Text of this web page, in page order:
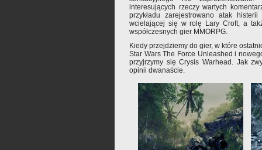
interesujących rzeczy wartych
przykładu zarejestrowano atak
wcielającej się w rolę Lary Croft, a
współczesnych gier MMORPG.
Kiedy przejdziemy do gier, w które
Star Wars The Force Unleashed i
przyjrzymy się Crysis Warhead. Jak
opinii dwanaście.